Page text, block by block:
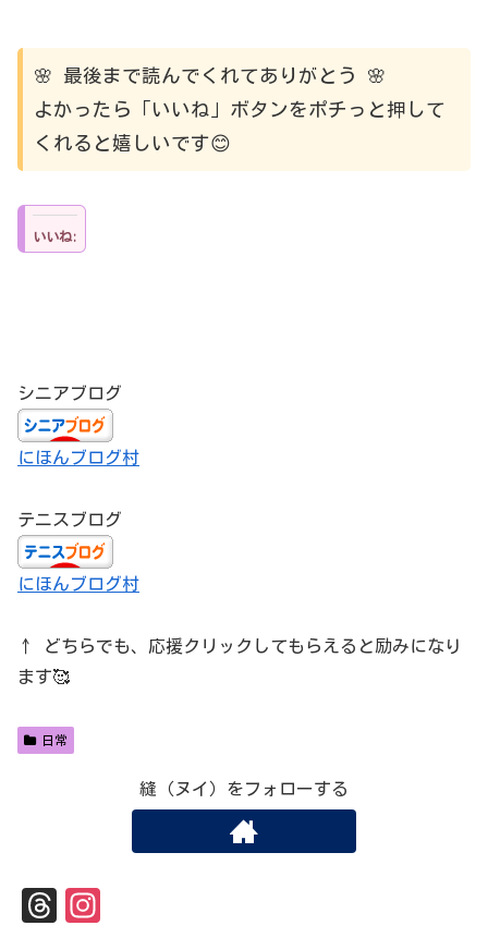
🌸 最後まで読んでくれてありがとう 🌸
よかったら「いいね」ボタンをポチっと押して
くれると嬉しいです😊
いいね:
シニアブログ
にほんブログ村
テニスブログ
にほんブログ村
↑ どちらでも、応援クリックしてもらえると励みになり
ます🥰
日常
縫（ヌイ）をフォローする
Th